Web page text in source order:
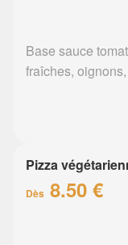
Base sauce
fraîches,
Pizza
Dès 8.50 €